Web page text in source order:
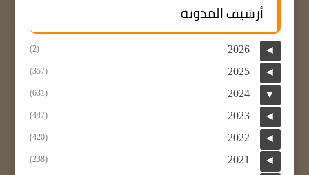
أرشيف المدونة
◄
2026
(2)
◄
2025
(357)
▼
2024
(631)
◄
2023
(447)
◄
2022
(420)
◄
2021
(238)